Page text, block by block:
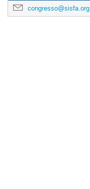
congresso@sisfa.org